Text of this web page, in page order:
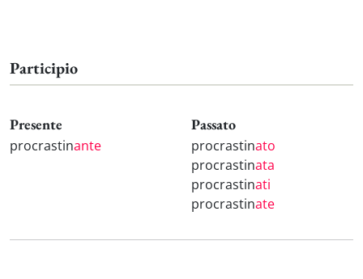
Participio
Presente
procrastinante
Passato
procrastinato
procrastinata
procrastinati
procrastinate